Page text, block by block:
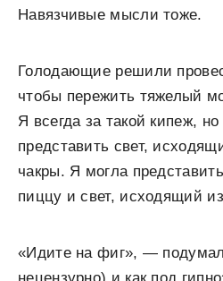
Навязчивые мысли тоже.
Голодающие решили
чтобы пережить тяжелый
Я всегда за такой кипеж,
представить свет,
чакры. Я могла
пиццу и свет, исходящий
«Идите на фиг», —